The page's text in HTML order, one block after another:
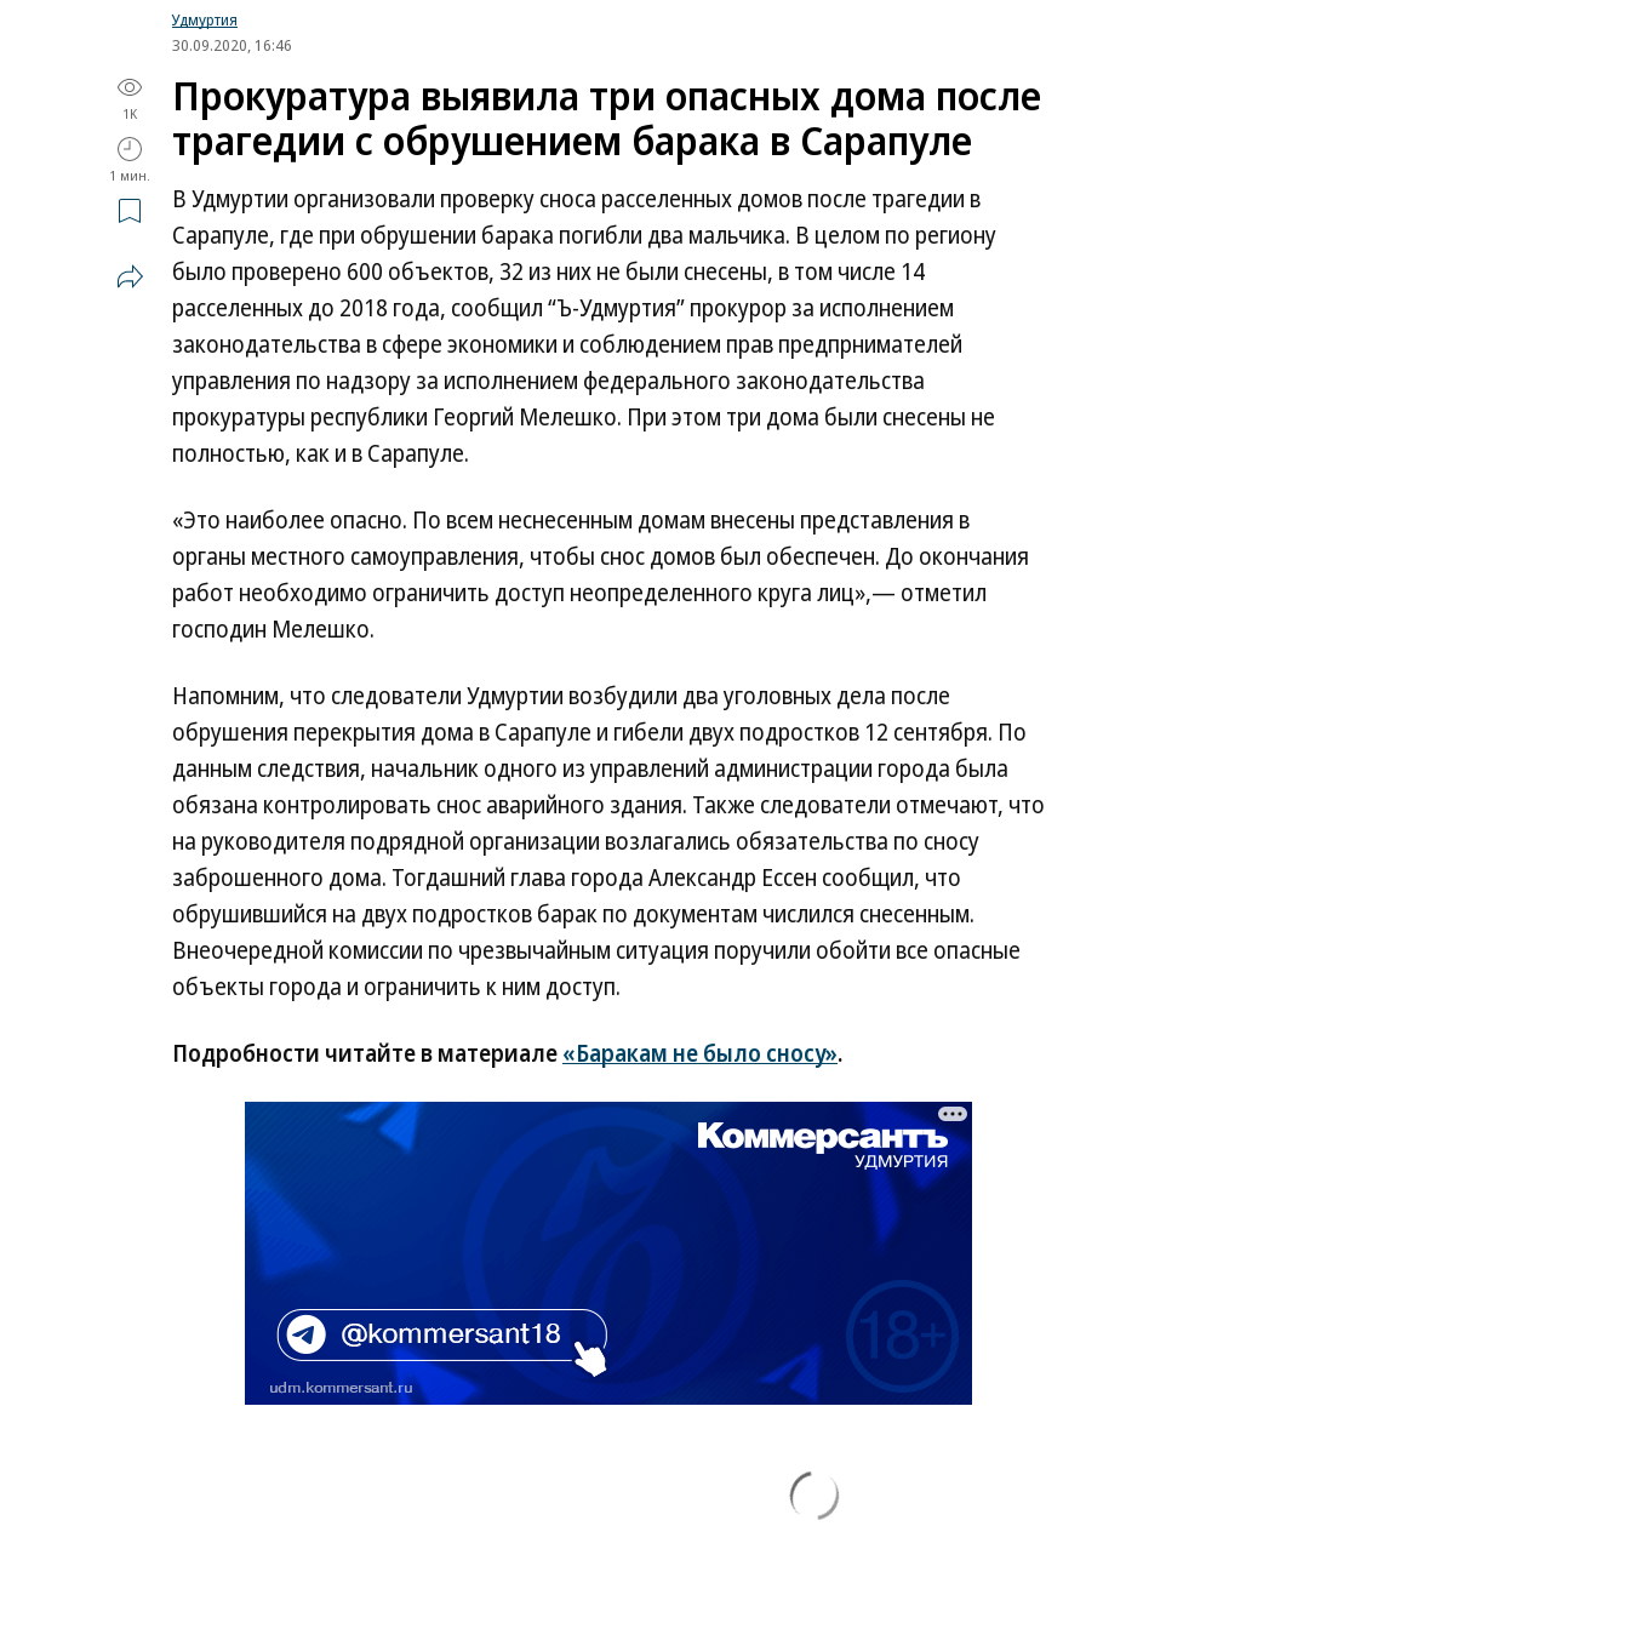
Удмуртия
30.09.2020, 16:46
1K
1 мин.
Прокуратура выявила три опасных дома после
трагедии с обрушением барака в Сарапуле
В Удмуртии организовали проверку сноса расселенных домов после трагедии в
Сарапуле, где при обрушении барака погибли два мальчика. В целом по региону
было проверено 600 объектов, 32 из них не были снесены, в том числе 14
расселенных до 2018 года, сообщил “Ъ-Удмуртия” прокурор за исполнением
законодательства в сфере экономики и соблюдением прав предпрнимателей
управления по надзору за исполнением федерального законодательства
прокуратуры республики Георгий Мелешко. При этом три дома были снесены не
полностью, как и в Сарапуле.
«Это наиболее опасно. По всем неснесенным домам внесены представления в
органы местного самоуправления, чтобы снос домов был обеспечен. До окончания
работ необходимо ограничить доступ неопределенного круга лиц»,— отметил
господин Мелешко.
Напомним, что следователи Удмуртии возбудили два уголовных дела после
обрушения перекрытия дома в Сарапуле и гибели двух подростков 12 сентября. По
данным следствия, начальник одного из управлений администрации города была
обязана контролировать снос аварийного здания. Также следователи отмечают, что
на руководителя подрядной организации возлагались обязательства по сносу
заброшенного дома. Тогдашний глава города Александр Ессен сообщил, что
обрушившийся на двух подростков барак по документам числился снесенным.
Внеочередной комиссии по чрезвычайным ситуация поручили обойти все опасные
объекты города и ограничить к ним доступ.
Подробности читайте в материале«Баракам не было сносу».